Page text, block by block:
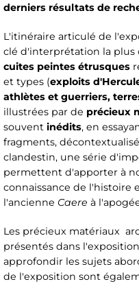
derniers résultats de
L'itinéraire articulé de
clé d'interprétation la plus
cuites peintes étrusques
et types (exploits
athlètes et guerriers,
illustrées par de précieux
souvent inédits, en
fragments,
clandestin, une série
permettent d'apporter à
connaissance de l'histoire
l'ancienne Caere à
Les précieux matériaux
présentés dans
approfondir les sujets
de l'exposition sont